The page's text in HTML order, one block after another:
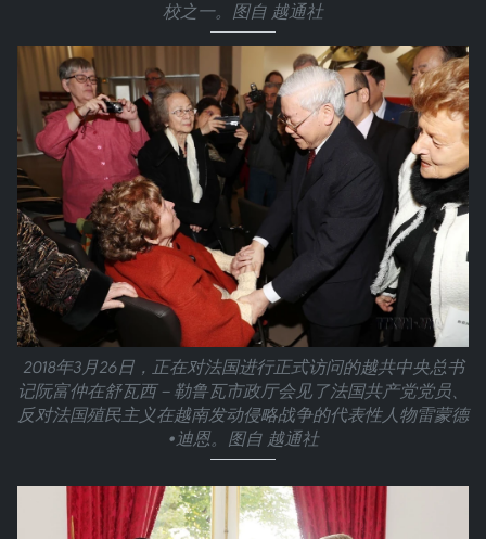
校之一。图自 越通社
2018年3月26日，正在对法国进行正式访问的越共中央总书
记阮富仲在舒瓦西－勒鲁瓦市政厅会见了法国共产党党员、
反对法国殖民主义在越南发动侵略战争的代表性人物雷蒙德
•迪恩。图自 越通社